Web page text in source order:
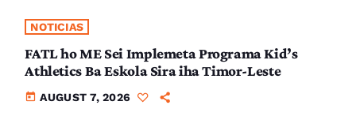
NOTICIAS
FATL ho ME Sei Implemeta Programa Kid’s
Athletics Ba Eskola Sira iha Timor-Leste
today AUGUST 7, 2026